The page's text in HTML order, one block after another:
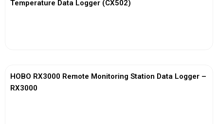
Temperature Data Logger (CX502)
HOBO RX3000 Remote Monitoring Station Data Logger –
RX3000